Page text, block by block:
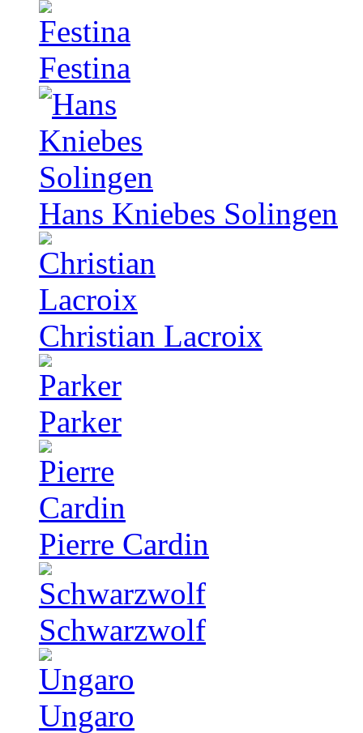
Festina
Hans Kniebes Solingen
Christian Lacroix
Parker
Pierre Cardin
Schwarzwolf
Ungaro